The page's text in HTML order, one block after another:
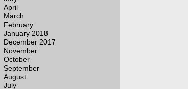
April
March
February
January 2018
December 2017
November
October
September
August
July